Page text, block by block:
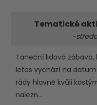
Tematické
-
Taneční lidová
letos vychází na
rády hlavně kvůli
nalezn...